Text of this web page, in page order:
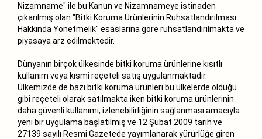
Nizamname" ile bu Kanun ve Nizamnameye istinaden
çıkarılmış olan "Bitki Koruma Ürünlerinin Ruhsatlandırılması
Hakkında Yönetmelik" esaslarına göre ruhsatlandırılmakta ve
piyasaya arz edilmektedir.
Dünyanın birçok ülkesinde bitki koruma ürünlerine kısıtlı
kullanım veya kısmi reçeteli satış uygulanmaktadır.
Ülkemizde de bazı bitki koruma ürünleri bu ülkelerde olduğu
gibi reçeteli olarak satılmakta iken bitki koruma ürünlerinin
daha güvenli kullanımı, izlenebilirliğinin sağlanması amacıyla
yeni bir uygulama başlatılmış ve 12 Şubat 2009 tarih ve
27139 sayılı Resmi Gazetede yayımlanarak yürürlüğe giren